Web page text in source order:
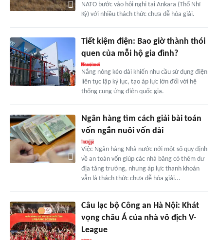
NATO bước vào hội nghị tại Ankara (Thổ Nhĩ
Kỳ) với nhiều thách thức chưa dễ hóa giải.
Tiết kiệm điện: Bao giờ thành thói
quen của mỗi hộ gia đình?
Nắng nóng kéo dài khiến nhu cầu sử dụng điện
liên tục lập kỷ lục, tạo áp lực lớn đối với hệ
thống cung ứng điện quốc gia.
Ngân hàng tìm cách giải bài toán
vốn ngắn nuôi vốn dài
Việc Ngân hàng Nhà nước nới một số quy định
về an toàn vốn giúp các nhà băng có thêm dư
địa tăng trưởng, nhưng áp lực thanh khoản
vẫn là thách thức chưa dễ hóa giải...
Câu lạc bộ Công an Hà Nội: Khát
vọng châu Á của nhà vô địch V-
League